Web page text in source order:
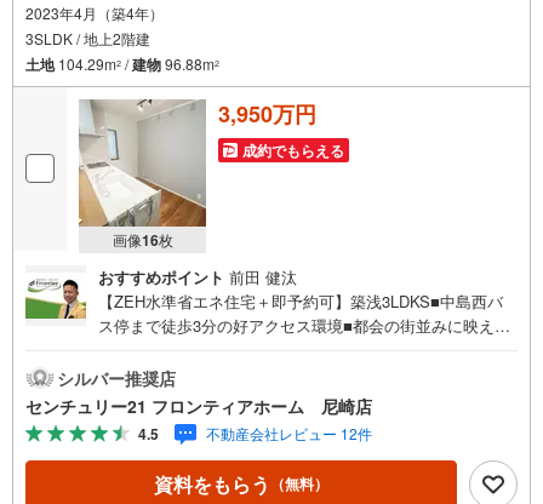
2023年4月（築4年）
3SLDK / 地上2階建
土地104.29m2 /建物96.88m2
画像16枚
3,950万円
成約でもらえる
おすすめポイント 前田 健汰
【ZEH水準省エネ住宅＋即予約可】築浅3LDKS■中島西バ
ス停まで徒歩3分の好アクセス環境■都会の街並みに映える
なリビングライフ 特徴・川北小学校まで徒歩12分で、お子
さまの通学に便利な立地です。・2階にフラットルーツ2箇
所、屋上には広々としたルーフバルコニーがございま
す。・マイカーOK！1台分の駐車スペースがございます。
立地・川北小学校まで徒歩約12分・淀中学校まで徒歩約30
分 弊社が選ばれる理由 1.お金の扱い方のプロ、ファイナン
シルバー推奨店
センチュリー21 フロンティアホーム 尼崎店
4.5 不動産会社レビュー 12件
資料をもらう （無料）